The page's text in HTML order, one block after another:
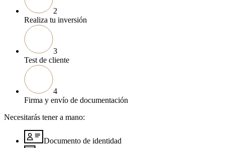
2
Realiza tu inversión
3
Test de cliente
4
Firma y envío de documentación
Necesitarás tener a mano:
Documento de identidad